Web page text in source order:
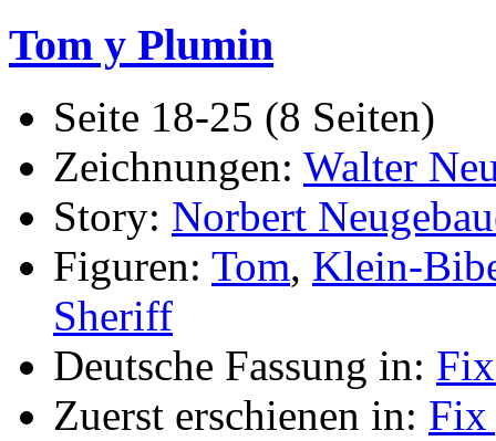
Tom y Plumin
Seite 18-25 (8 Seiten)
Zeichnungen: Walter
Story: Norbert
Figuren: Tom, Klein-
Sheriff
Deutsche Fassung in:
Zuerst erschienen in: Fix